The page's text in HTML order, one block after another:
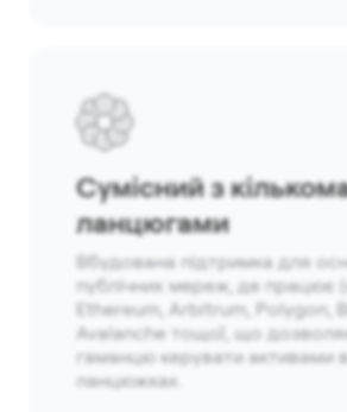
Сумісний з
ланцюгами
Вбудована підтримка для
публічних мереж, де працює
Ethereum, Arbitrum, Polygon,
Avalanche тощо), що
гаманцю керувати активами в
ланцюжках.